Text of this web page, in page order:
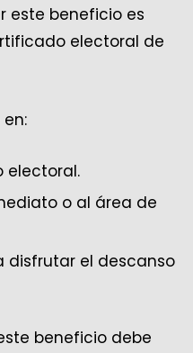
este beneficio es
electoral de
electoral.
o al área de
disfrutar el descanso
beneficio debe